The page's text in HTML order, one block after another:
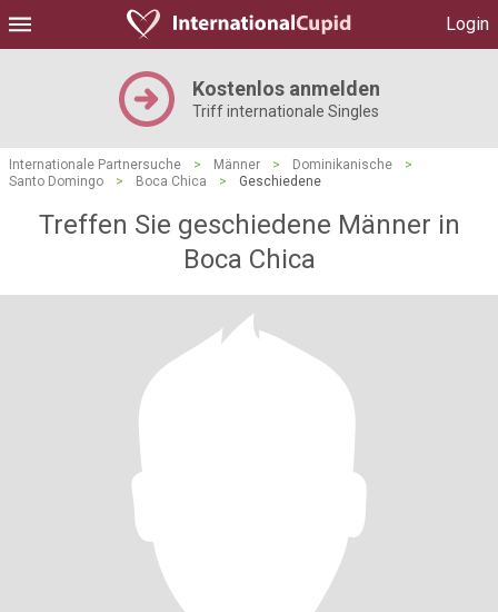
Login
Kostenlos anmelden
Triff internationale Singles
Internationale Partnersuche > Männer > Dominikanische
>
Santo Domingo
> Boca Chica > Geschiedene
Treffen Sie geschiedene Männer in
Boca Chica